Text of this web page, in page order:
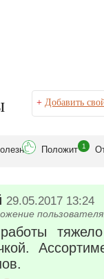
+ Добавить
Положит 1
29.05.2017 13:24